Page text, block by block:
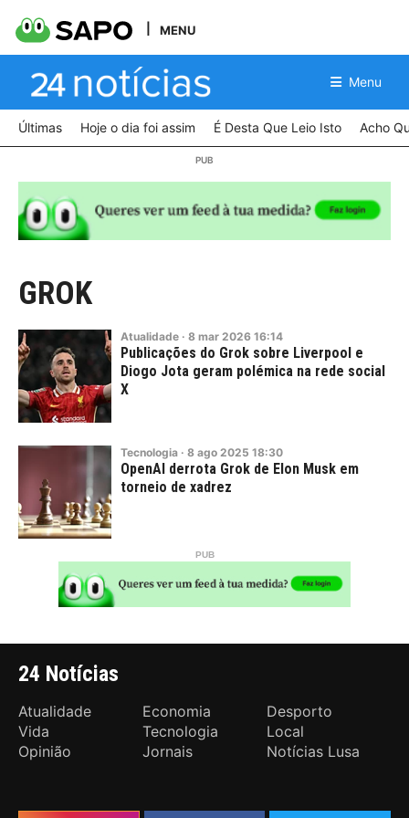
MENU
Menu
Últimas Hoje o dia foi assim É Desta Que Leio Isto Acho
GROK
Atualidade · 8 mar 2026 16:14
Publicações do Grok sobre Liverpool e
Diogo Jota geram polémica na rede social
X
Tecnologia · 8 ago 2025 18:30
OpenAI derrota Grok de Elon Musk em
torneio de xadrez
24 Notícias
Atualidade Economia
Desporto
Vida
Tecnologia
Local
Opinião
Jornais Notícias Lusa